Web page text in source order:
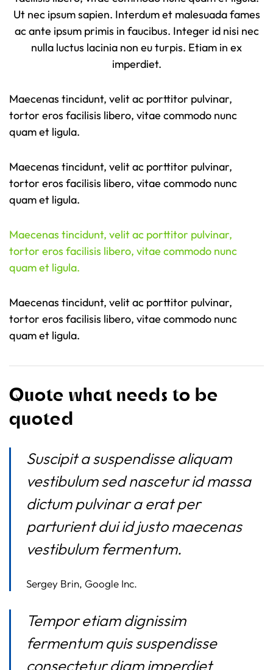
Ut nec ipsum sapien. Interdum et malesuada fames
ac ante ipsum primis in faucibus. Integer id nisi nec
nulla luctus lacinia non eu turpis. Etiam in ex
imperdiet.
Maecenas tincidunt, velit ac porttitor pulvinar,
tortor eros facilisis libero, vitae commodo nunc
quam et ligula.
Maecenas tincidunt, velit ac porttitor pulvinar,
tortor eros facilisis libero, vitae commodo nunc
quam et ligula.
Maecenas tincidunt, velit ac porttitor pulvinar,
tortor eros facilisis libero, vitae commodo nunc
quam et ligula.
Maecenas tincidunt, velit ac porttitor pulvinar,
tortor eros facilisis libero, vitae commodo nunc
quam et ligula.
Quote what needs to be
quoted
Suscipit a suspendisse aliquam
vestibulum sed nascetur id massa
dictum pulvinar a erat per
parturient dui id justo maecenas
vestibulum fermentum.
Sergey Brin, Google Inc.
Tempor etiam dignissim
fermentum quis suspendisse
consectetur diam imperdiet